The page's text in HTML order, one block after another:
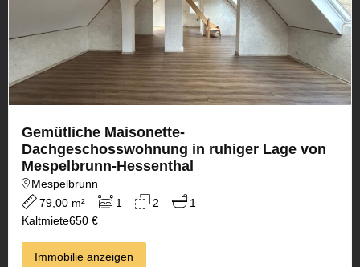
Gemütliche Maisonette-
Dachgeschosswohnung in ruhiger Lage von
Mespelbrunn-Hessenthal
Mespelbrunn
79,00 m²
1 2
1
Kaltmiete650 €
Immobilie anzeigen